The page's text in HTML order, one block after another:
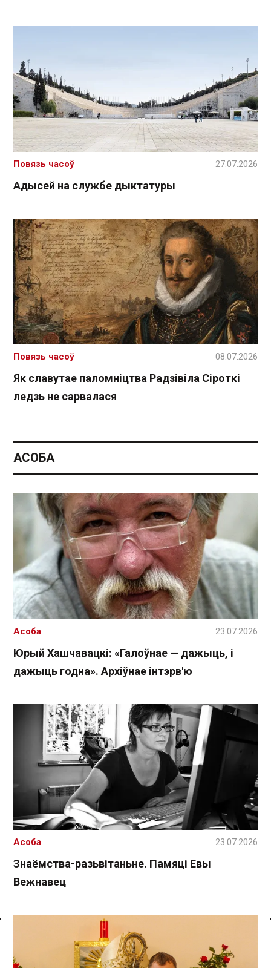
Адысей на службе дыктатуры
Повязь часоў 27.07.2026
Як славутае паломніцтва Радзівіла Сіроткі
ледзь не сарвалася
Повязь часоў 08.07.2026
АСОБА
Юрый Хашчавацкі: «Галоўнае — дажыць, і
дажыць годна». Архіўнае інтэрв'ю
Асоба 23.07.2026
Знаёмства-разьвітаньне. Памяці Евы
Вежнавец
Асоба 23.07.2026